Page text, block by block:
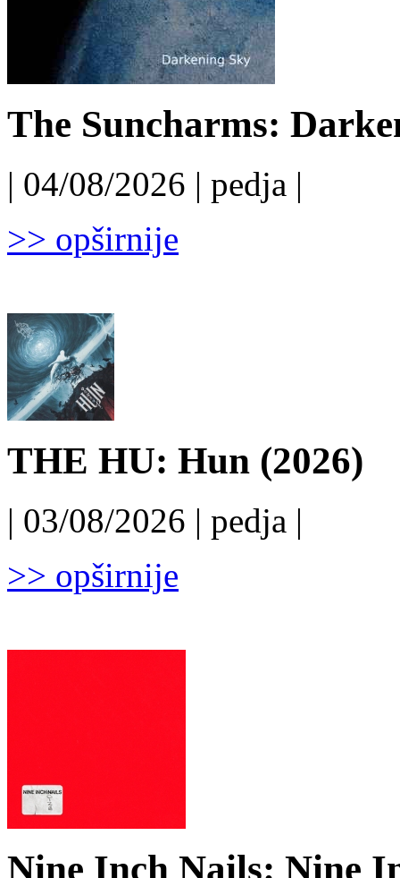
The Suncharms:
| 04/08/2026 | pedja |
>> opširnije
THE HU: Hun (2026)
| 03/08/2026 | pedja |
>> opširnije
Nine Inch Nails: Nine